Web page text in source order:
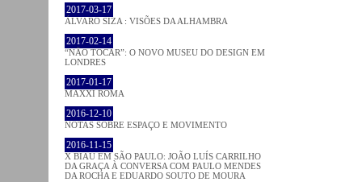
2017-03-17
ÁLVARO SIZA : VISÕES DA ALHAMBRA
2017-02-14
“NÃO TOCAR”: O NOVO MUSEU DO DESIGN EM
LONDRES
2017-01-17
MAXXI ROMA
2016-12-10
NOTAS SOBRE ESPAÇO E MOVIMENTO
2016-11-15
X BIAU EM SÃO PAULO: JOÃO LUÍS CARRILHO
DA GRAÇA À CONVERSA COM PAULO MENDES
DA ROCHA E EDUARDO SOUTO DE MOURA